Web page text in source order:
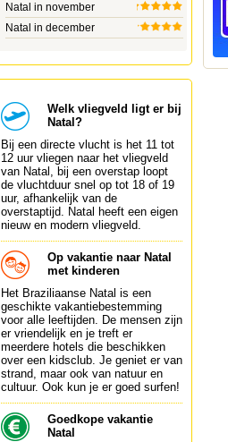
Natal in november
Natal in december
Welk vliegveld ligt er bij
Natal?
Bij een directe vlucht is het 11 tot
12 uur vliegen naar het vliegveld
van Natal, bij een overstap loopt
de vluchtduur snel op tot 18 of 19
uur, afhankelijk van de
overstaptijd. Natal heeft een eigen
nieuw en modern vliegveld.
Op vakantie naar Natal
met kinderen
Het Braziliaanse Natal is een
geschikte vakantiebestemming
voor alle leeftijden. De mensen zijn
er vriendelijk en je treft er
meerdere hotels die beschikken
over een kidsclub. Je geniet er van
strand, maar ook van natuur en
cultuur. Ook kun je er goed surfen!
Goedkope vakantie
Natal